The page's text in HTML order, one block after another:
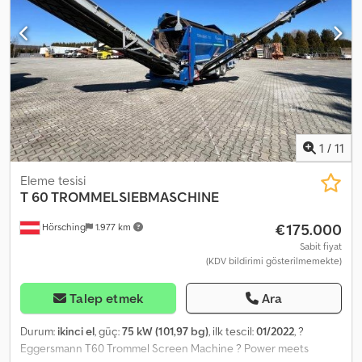
yükü 2: 12.600 kg Tamburlu elek Elek tamburu ızgara: 30 x 30 mm
Elek tamburu ızgara: 10 x 10 mm Destek ayakları Konveyör bandı
Kontrol paneli = Ek bilgiler = Yakıt türü: Dizel Kullanım amacı:
Madencilik Güç: 35 kW (47 HP) Boş ağırlık: 13.500 kg
1 / 11
Hörsching 1.977 km
Eleme tesisi
T 60 TROMMELSIEBMASCHINE
€175.000
Sabit fiyat
(KDV bildirimi gösterilmemekte)
Talep etmek Ara
Durum: ikinci el, güç:75 kW (101,97 bg), ilk tescil:01/2022, ?
Eggersmann T60 Trommel Screen Machine ? Power meets